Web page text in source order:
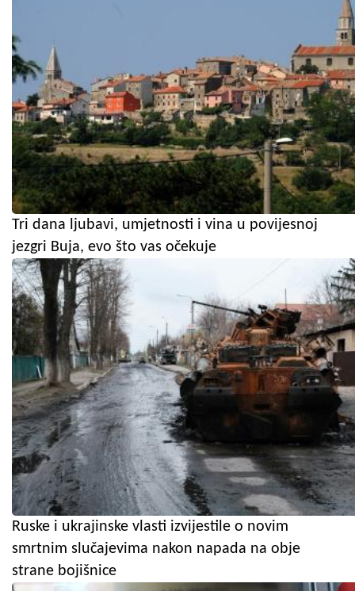
Tri dana ljubavi, umjetnosti i vina u povijesnoj
jezgri Buja, evo što vas očekuje
Ruske i ukrajinske vlasti izvijestile o novim
smrtnim slučajevima nakon napada na obje
strane bojišnice